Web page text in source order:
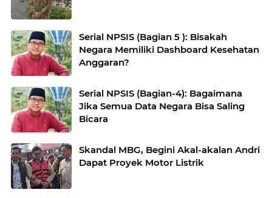
Serial NPSIS (Bagian 5 ): Bisakah
Negara Memiliki Dashboard Kesehatan
Anggaran?
Serial NPSIS (Bagian-4): Bagaimana
Jika Semua Data Negara Bisa Saling
Bicara
Skandal MBG, Begini Akal-akalan Andri
Dapat Proyek Motor Listrik